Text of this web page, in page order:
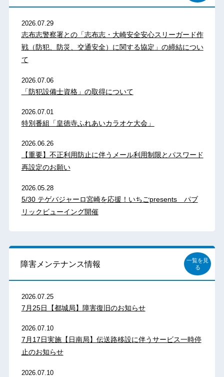
2026.07.29
志布志警察署との「志布志・大崎安全安心スリーガード作
戦（防犯、防災、交通安全）に関する協定」の締結につい
て
2026.07.06
「防犯設備士資格」の取得について
2026.07.01
特別番組「皇徳寺ふれあいカラオケ大会」
2026.06.26
【重要】不正利用防止に伴うメール利用制限とパスワード
再設定のお願い
2026.05.28
5/30 テゲバジャーロ宮崎を応援！いちごpresents パブ
リックビューイング開催
障害メンテナンス情報
一覧を見
る
2026.07.25
7月25日【都城局】障害復旧のお知らせ
2026.07.10
7月17日実施【日南局】伝送路移設に伴うサービス一時停
止のお知らせ
2026.07.10